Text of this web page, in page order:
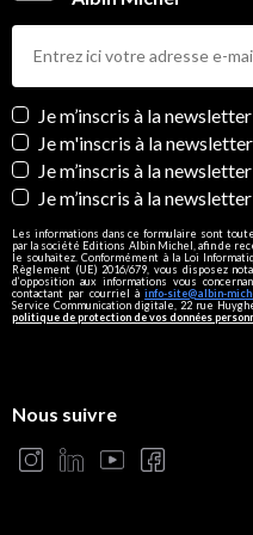
Newsletters
Je m’inscris à la
Je m'inscris à la
Je m’inscris à la
Je m’inscris à la
Les informations dans ce formulaire sont
par la société Editions Albin Michel, afin de
le souhaitez. Conformément à la Loi
Règlement (UE) 2016/679, vous disposez
d’opposition aux informations vous
contactant par courriel àinfo-site@albin-
Service Communication digitale, 22 rue
politique de protection de vos données
Nous suivre